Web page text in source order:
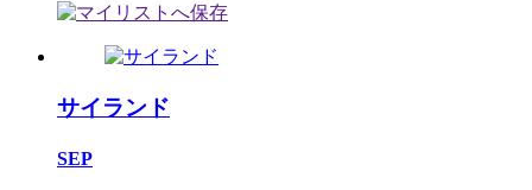
サイランド
SEP